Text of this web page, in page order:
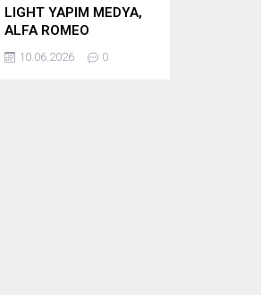
LIGHT YAPIM MEDYA,
ALFA ROMEO
BULUŞMASININ
PRODÜKSİYONUNU
10.06.2026 0